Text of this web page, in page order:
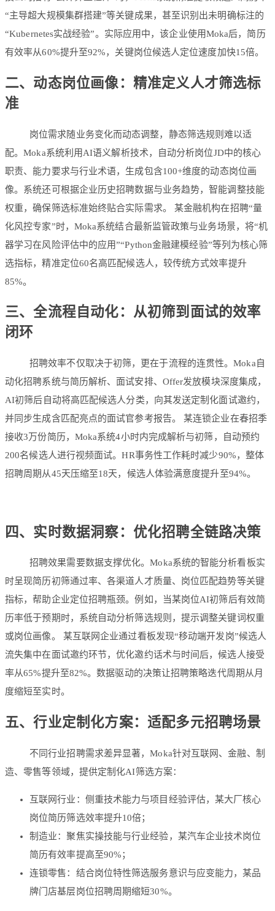
“主导超大规模集群搭建”等关键成果，甚至识别出未明确标注的
“Kubernetes实战经验”。实际应用中，该企业使用Moka后，简历
有效率从60%提升至92%，关键岗位候选人定位速度加快15倍。
二、动态岗位画像：精准定义人才筛选标
准
岗位需求随业务变化而动态调整，静态筛选规则难以适
配。Moka系统利用AI语义解析技术，自动分析岗位JD中的核心
职责、能力要求与行业术语，生成包含100+维度的动态岗位画
像。系统还可根据企业历史招聘数据与业务趋势，智能调整技能
权重，确保筛选标准始终贴合实际需求。 某金融机构在招聘“量
化风控专家”时，Moka系统结合最新监管政策与业务场景，将“机
器学习在风险评估中的应用”“Python金融建模经验”等列为核心筛
选指标，精准定位60名高匹配候选人，较传统方式效率提升
85%。
三、全流程自动化：从初筛到面试的效率
闭环
招聘效率不仅取决于初筛，更在于流程的连贯性。Moka自
动化招聘系统与简历解析、面试安排、Offer发放模块深度集成，
AI初筛后自动将高匹配候选人分类，向其发送定制化面试邀约，
并同步生成含匹配亮点的面试官参考报告。 某连锁企业在春招季
接收3万份简历，Moka系统4小时内完成解析与初筛，自动预约
200名候选人进行视频面试。HR事务性工作耗时减少90%，整体
招聘周期从45天压缩至18天，候选人体验满意度提升至94%。
四、实时数据洞察：优化招聘全链路决策
招聘效果需要数据支撑优化。Moka系统的智能分析看板实
时呈现简历初筛通过率、各渠道人才质量、岗位匹配趋势等关键
指标，帮助企业定位招聘瓶颈。例如，当某岗位AI初筛后有效简
历率低于预期时，系统自动分析筛选规则，提示调整关键词权重
或岗位画像。 某互联网企业通过看板发现“移动端开发岗”候选人
流失集中在面试邀约环节，优化邀约话术与时间后，候选人接受
率从65%提升至82%。数据驱动的决策让招聘策略迭代周期从月
度缩短至实时。
五、行业定制化方案：适配多元招聘场景
不同行业招聘需求差异显著，Moka针对互联网、金融、制
造、零售等领域，提供定制化AI筛选方案：
互联网行业 ：侧重技术能力与项目经验评估，某大厂核心
岗位简历筛选效率提升10倍；
制造业：聚焦实操技能与行业经验，某汽车企业技术岗位
简历有效率提高至90%；
连锁零售：结合岗位特性筛选服务意识与应变能力，某品
牌门店基层岗位招聘周期缩短30%。